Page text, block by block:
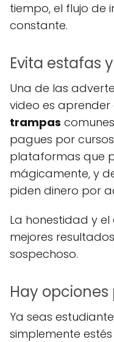
tiempo, el flujo de
constante.
Evita estafas
Una de las
video es aprender
trampas
pagues por
plataformas que
mágicamente, y
piden dinero por
La honestidad y
mejores
sospechoso.
Hay
Ya seas
simplemente